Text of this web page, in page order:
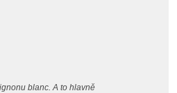
blanc. A to hlavně